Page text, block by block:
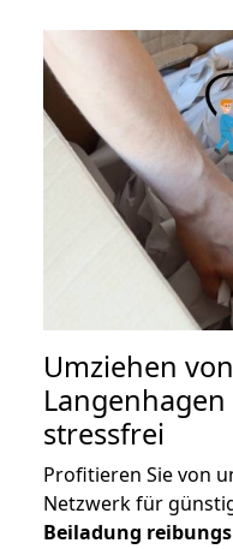
Umziehen von
Langenhagen
stressfrei
Profitieren Sie von
Netzwerk für
Beiladung